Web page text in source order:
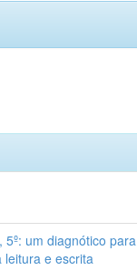
um diagnótico para
leitura e escrita